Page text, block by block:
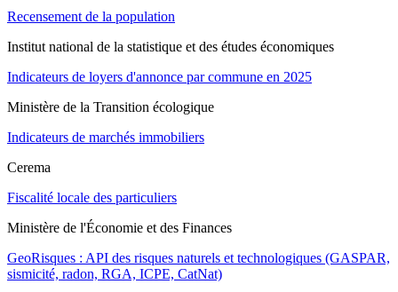
Recensement de la population
Institut national de la statistique et des études économiques
Indicateurs de loyers d'annonce par commune en 2025
Ministère de la Transition écologique
Indicateurs de marchés immobiliers
Cerema
Fiscalité locale des particuliers
Ministère de l'Économie et des Finances
GeoRisques : API des risques naturels et technologiques (GASPAR,
sismicité, radon, RGA, ICPE, CatNat)